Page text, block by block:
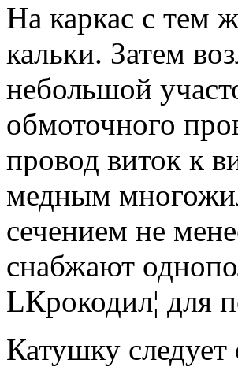
На каркас с тем
кальки. Затем
небольшой
обмоточного
провод виток к
медным
сечением не
снабжают
LКрокодил¦ для
Катушку